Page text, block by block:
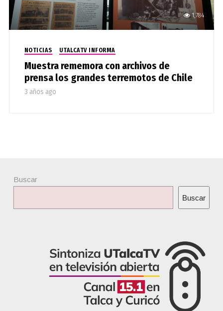
1,784
NOTICIAS UTALCATV INFORMA
Muestra rememora con archivos de
prensa los grandes terremotos de Chile
3 años ago
Buscar
Buscar